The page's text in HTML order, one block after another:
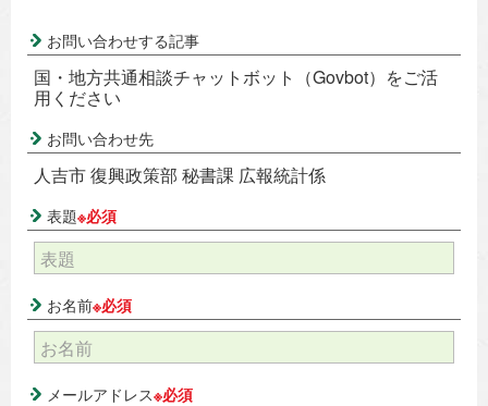
お問い合わせする記事
国・地方共通相談チャットボット（Govbot）をご活
用ください
お問い合わせ先
人吉市 復興政策部 秘書課 広報統計係
表題※必須
お名前※必須
メールアドレス※必須